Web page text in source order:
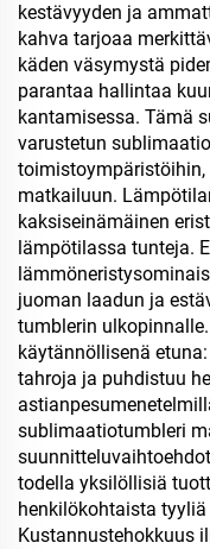
kestävyyden ja
kahva tarjoaa
käden väsymystä
parantaa hallintaa
kantamisessa. Tämä
varustetun
matkailuun.
kaksiseinämäinen
lämpötilassa tunteja.
juoman laadun ja
tumblerin
käytännöllisenä
tahroja ja puhdistuu
sublimaatiotumbleri
todella yksilöllisiä
henkilökohtaista
Kustannustehokkuus